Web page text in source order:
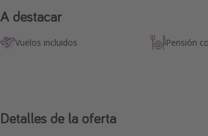
A destacar
Vuelos incluidos Pensión
Detalles de la oferta